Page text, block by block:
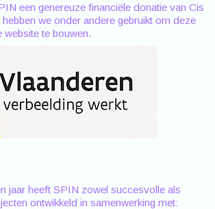
een genereuze financiële donatie van Cis
we onder andere gebruikt om deze
website te bouwen.
jaar heeft SPIN zowel succesvolle als
ontwikkeld in samenwerking met: